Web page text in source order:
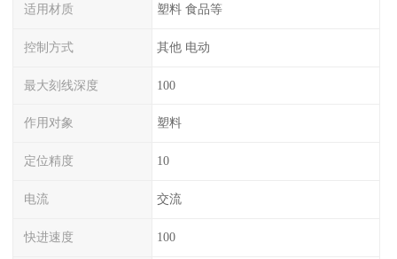
适用材质 塑料 食品等
控制方式 其他 电动
最大刻线深度 100
作用对象 塑料
定位精度 10
电流 交流
快进速度 100